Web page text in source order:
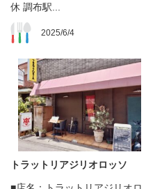
休 調布駅...
2025/6/4
トラットリアジリオロッソ